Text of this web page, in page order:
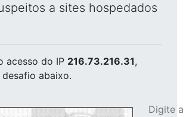
a sites hospedados
acesso do IP 216.73.216.31,
abaixo.
Digite